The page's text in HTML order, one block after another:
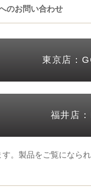
のお問い合わせ
東京店：
福井店
。製品をご覧になら